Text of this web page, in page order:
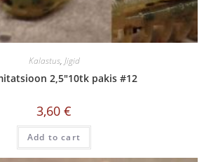
Kalastus, Jigid
2,5″10tk pakis #12
3,60 €
Add to cart